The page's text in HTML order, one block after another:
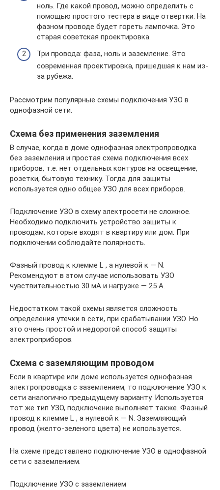
ноль. Где какой провод, можно определить с
помощью простого тестера в виде отвертки. На
фазном проводе будет гореть лампочка. Это
старая советская проектировка.
Три провода: фаза, ноль и заземление. Это
современная проектировка, пришедшая к нам из-
за рубежа.
Рассмотрим популярные схемы подключения УЗО в
однофазной сети.
Схема без применения заземления
В случае, когда в доме однофазная электропроводка
без заземления и простая схема подключения всех
приборов, т.е. нет отдельных контуров на освещение,
розетки, бытовую технику. Тогда для защиты
используется одно общее УЗО для всех приборов.
Подключение УЗО в схему электросети не сложное.
Необходимо подключить устройство защиты к
проводам, которые входят в квартиру или дом. При
подключении соблюдайте полярность.
Фазный провод к клемме L , а нулевой к — N.
Рекомендуют в этом случае использовать УЗО
чувствительностью 30 мА и нагрузке — 25 А.
Недостатком такой схемы является сложность
определения утечки в сети, при срабатывании УЗО. Но
это очень простой и недорогой способ защиты
электроприборов.
Схема с заземляющим проводом
Если в квартире или доме используется однофазная
электропроводка с заземлением, то подключение УЗО к
сети аналогично предыдущему варианту. Используется
тот же тип УЗО, подключение выполняет также. Фазный
провод к клемме L , а нулевой к — N. Заземляющий
провод (желто-зеленого цвета) не используется.
На схеме представлено подключение УЗО в однофазной
сети с заземлением.
Подключение УЗО с заземлением